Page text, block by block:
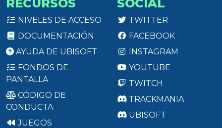
RECURSOS
NIVELES DE ACCESO
DOCUMENTACIÓN
AYUDA DE UBISOFT
FONDOS DE
PANTALLA
CÓDIGO DE
CONDUCTA
JUEGOS
SOCIAL
TWITTER
FACEBOOK
INSTAGRAM
YOUTUBE
TWITCH
TRACKMANIA
UBISOFT